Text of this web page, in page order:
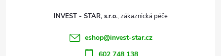
INVEST - STAR, s.r.o.
eshop@invest-star.cz